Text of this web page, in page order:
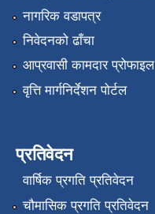
नागरिक वडापत्र
निवेदनको ढाँचा
आप्रवासी कामदार प्रोफाइल
वृत्ति मार्गनिर्देशन पोर्टल
प्रतिवेदन
वार्षिक प्रगति प्रतिवेदन
चौमासिक प्रगति प्रतिवेदन